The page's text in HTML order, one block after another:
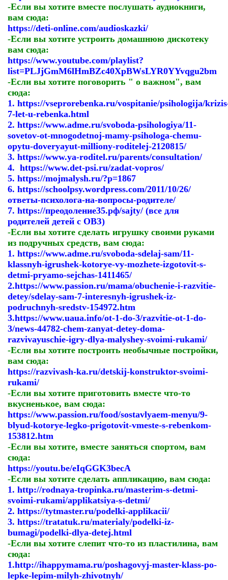
-Если вы хотите вместе послушать аудиокниги,
вам сюда:
https://deti-online.com/audioskazki/
-Если вы хотите устроить домашнюю дискотеку
вам сюда:
https://www.youtube.com/playlist?
list=PLJjGmM6lHmBZc40XpBWsLYR0YYvqgu2bm
-Если вы хотите поговорить " о важном", вам
сюда:
1. https://vseprorebenka.ru/vospitanie/psihologija/
7-let-u-rebenka.html
2. https://www.adme.ru/svoboda-psihologiya/11-
sovetov-ot-mnogodetnoj-mamy-psihologa-chemu-
opytu-doveryayut-milliony-roditelej-2120815/
3. https://www.ya-roditel.ru/parents/consultation/
4. https://www.det-psi.ru/zadat-vopros/
5. https://mojmalysh.ru/?p=1867
6. https://schoolpsy.wordpress.com/2011/10/26/
ответы-психолога-на-вопросы-родителе/
7. https://преодоление35.рф/sajty/ (все для
родителей детей с ОВЗ)
-Если вы хотите сделать игрушку своими руками
из подручных средств, вам сюда:
1. https://www.adme.ru/svoboda-sdelaj-sam/11-
klassnyh-igrushek-kotorye-vy-mozhete-izgotovit-s-
detmi-pryamo-sejchas-1411465/
2.https://www.passion.ru/mama/obuchenie-i-razvitie-
detey/sdelay-sam-7-interesnyh-igrushek-iz-
podruchnyh-sredstv-154972.htm
3.https://www.uaua.info/ot-1-do-3/razvitie-ot-1-do-
3/news-44782-chem-zanyat-detey-doma-
razvivayuschie-igry-dlya-malyshey-svoimi-rukami/
-Если вы хотите построить необычные постройки,
вам сюда:
https://razvivash-ka.ru/detskij-konstruktor-svoimi-
rukami/
-Если вы хотите приготовить вместе что-то
вкусненькое, вам сюда:
https://www.passion.ru/food/sostavlyaem-menyu/9-
blyud-kotorye-legko-prigotovit-vmeste-s-rebenkom-
153812.htm
-Если вы хотите, вместе заняться спортом, вам
сюда:
https://youtu.be/eIqGGK3becA
-Если вы хотите сделать аппликацию, вам сюда:
1. http://rodnaya-tropinka.ru/masterim-s-detmi-
svoimi-rukami/applikatsiya-s-detmi/
2. https://tytmaster.ru/podelki-applikacii/
3. https://tratatuk.ru/materialy/podelki-iz-
bumagi/podelki-dlya-detej.html
-Если вы хотите слепит что-то из пластилина, вам
сюда:
1.http://ihappymama.ru/poshagovyj-master-klass-po-
lepke-lepim-milyh-zhivotnyh/